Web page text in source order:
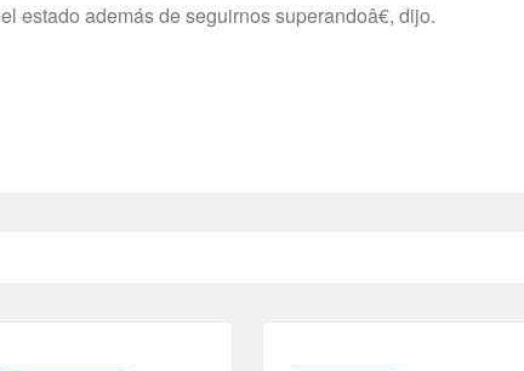
estado además de seguirnos superandoâ€, dijo.